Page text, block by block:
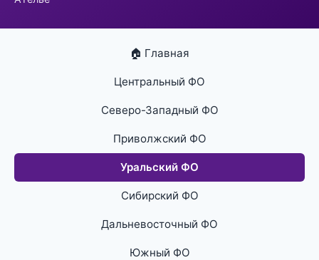
🏠 Главная
Центральный ФО
Северо-Западный ФО
Приволжский ФО
Уральский ФО
Сибирский ФО
Дальневосточный ФО
Южный ФО